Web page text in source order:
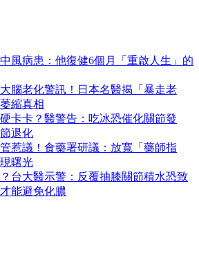
風病患：他復健6個月「重啟人生」的
腦老化警訊！日本名醫揭「暴走老
縮真相
卡卡？醫警告：吃冰恐催化關節發
退化
惹議！食藥署研議：放寬「藥師指
曙光
台大醫示警：反覆抽膝關節積水恐致
能避免化膿